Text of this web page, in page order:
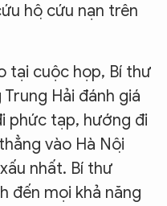
hộ cứu nạn trên
tại cuộc họp, Bí thư
Hải đánh giá
phức tạp, hướng đi
vào Hà Nội
nhất. Bí thư
đến mọi khả năng